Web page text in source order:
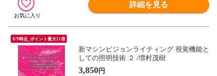
詳細を見る
8/9時点_ポイント最大11倍
新マシンビジョンライティング 視覚機能と
しての照明技術 ２ /増村茂樹
3,850円